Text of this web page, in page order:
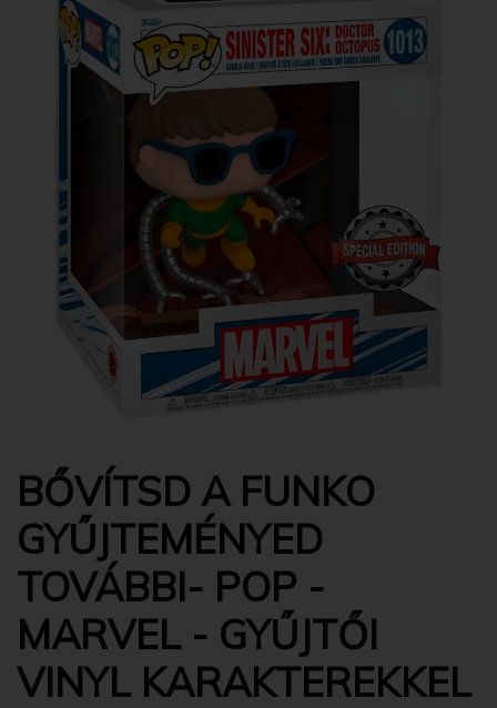
BŐVÍTSD A FUNKO
GYŰJTEMÉNYED
TOVÁBBI- POP -
MARVEL - GYŰJTŐI
VINYL KARAKTEREKKEL